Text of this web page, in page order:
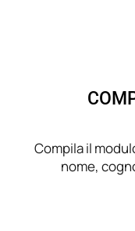
Compila il
nome,